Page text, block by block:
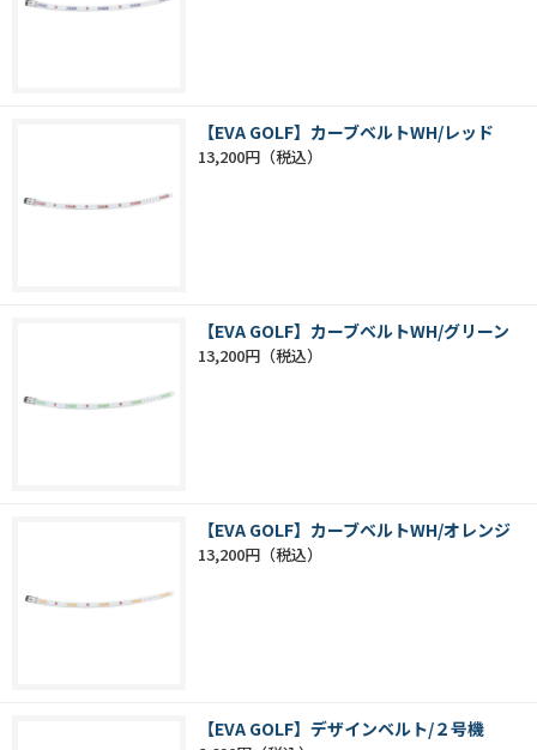
【EVA GOLF】カーブベルトWH/レッド
13,200円
【EVA GOLF】カーブベルトWH/グリーン
13,200円
【EVA GOLF】カーブベルトWH/オレンジ
13,200円
【EVA GOLF】デザインベルト/２号機